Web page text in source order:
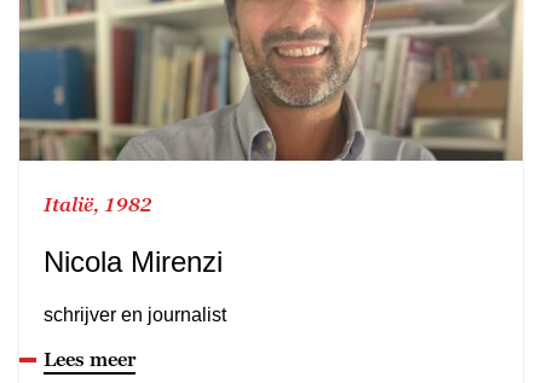
Italië, 1982
Nicola Mirenzi
schrijver en journalist
Lees meer